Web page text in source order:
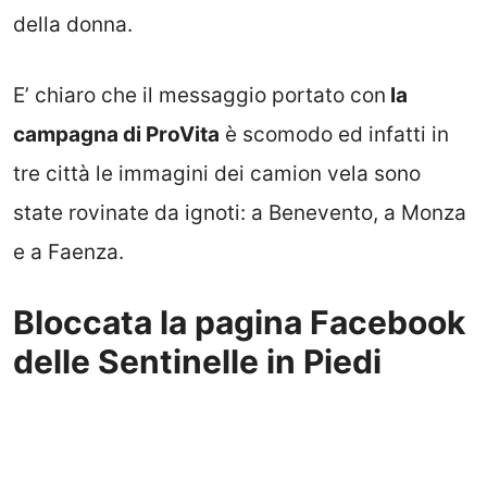
della donna.
E’ chiaro che il messaggio portato con la
campagna di ProVita è scomodo ed infatti in
tre città le immagini dei camion vela sono
state rovinate da ignoti: a Benevento, a Monza
e a Faenza.
Bloccata la pagina Facebook
delle Sentinelle in Piedi